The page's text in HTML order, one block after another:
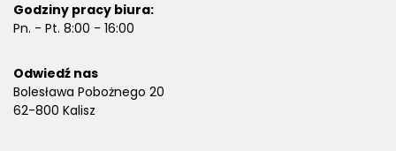
Godziny pracy biura:
Pn. - Pt. 8:00 - 16:00
Odwiedź nas
Bolesława Pobożnego 20
62-800 Kalisz